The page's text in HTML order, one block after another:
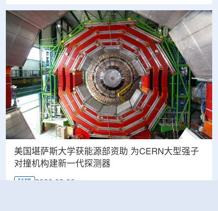
美国堪萨斯大学获能源部资助 为CERN大型强子
对撞机构建新一代探测器
科研 2026-08-06